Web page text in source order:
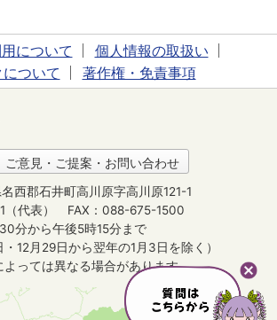
について
個人情報の取扱い
について
著作権・免責事項
ご意見・ご提案・お問い合わせ
西郡石井町高川原字高川原121-1
代表）
FAX：088-675-1500
分から午後5時15分まで
・12月29日から翌年の1月3日を除く）
っては異なる場合があります。